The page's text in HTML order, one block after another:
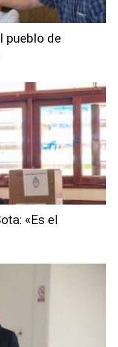
pueblo de
«Es el